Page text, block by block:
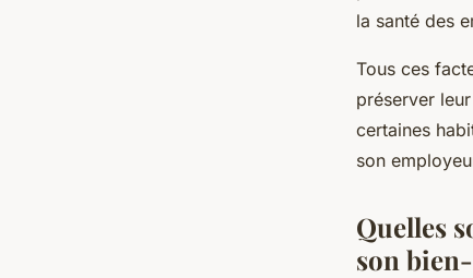
la santé des
Tous ces
préserver
certaines
son
Quelles
son